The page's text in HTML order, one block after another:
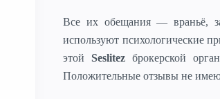
Все их обещания — враньё,
используют психологические
этой Seslitezброкерской
Положительные отзывы не